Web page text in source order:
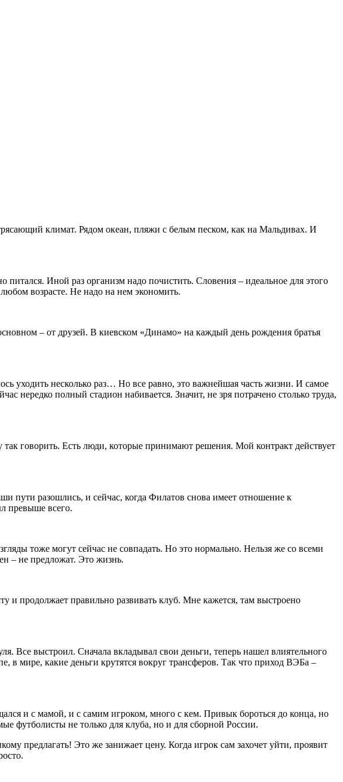
климат. Рядом океан, пляжи с белым песком, как на Мальдивах. И
Иной раз организм надо почистить. Словения – идеальное для этого
возрасте. Не надо на нем экономить.
– от друзей. В киевском «Динамо» на каждый день рождения братья
уходить несколько раз… Но все равно, это важнейшая часть жизни. И самое
нередко полный стадион набивается. Значит, не зря потрачено столько труда,
говорить. Есть люди, которые принимают решения. Мой контракт действует
пути разошлись, и сейчас, когда Филатов снова имеет отношение к
превыше всего.
тоже могут сейчас не совпадать. Но это нормально. Нельзя же со всеми
– не предложат. Это жизнь.
и продолжает правильно развивать клуб. Мне кажется, там выстроено
выстроил. Сначала вкладывал свои деньги, теперь нашел влиятельного
мире, какие деньги крутятся вокруг трансферов. Так что приход ВЭБа –
и с мамой, и с самим игроком, много с кем. Привык бороться до конца, но
футболисты не только для клуба, но и для сборной России.
предлагать! Это же занижает цену. Когда игрок сам захочет уйти, проявит